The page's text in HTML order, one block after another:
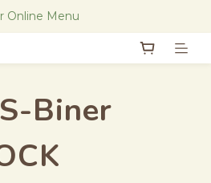
Research Notes
Online Menu
Biner